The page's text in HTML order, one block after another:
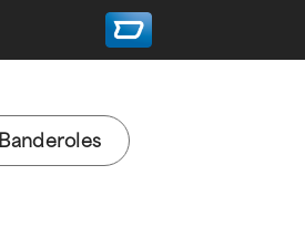
Banderoles